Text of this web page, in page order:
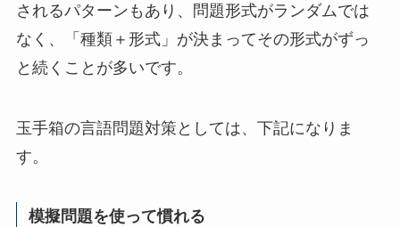
されるパターンもあり、問題形式がランダムでは
なく、「種類＋形式」が決まってその形式がずっ
と続くことが多いです。
玉手箱の言語問題対策としては、下記になりま
す。
模擬問題を使って慣れる